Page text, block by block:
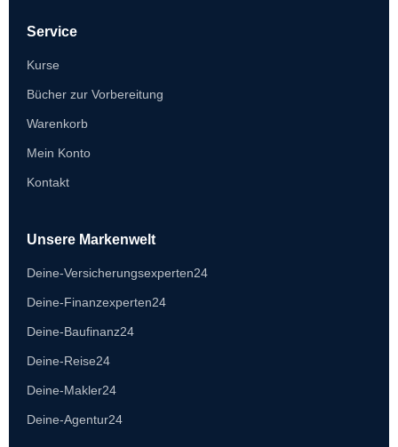
Service
Kurse
Bücher zur Vorbereitung
Warenkorb
Mein Konto
Kontakt
Unsere Markenwelt
Deine-Versicherungsexperten24
Deine-Finanzexperten24
Deine-Baufinanz24
Deine-Reise24
Deine-Makler24
Deine-Agentur24